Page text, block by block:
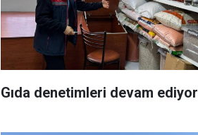
Gıda denetimleri devam ediyor